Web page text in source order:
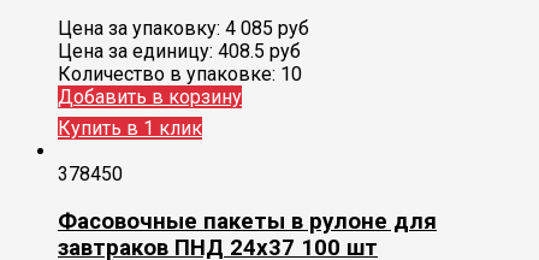
Цена за упаковку: 4 085 руб
Цена за единицу: 408.5 руб
Количество в упаковке: 10
Добавить в корзину
Купить в 1 клик
378450
Фасовочные пакеты в рулоне для
завтраков ПНД 24х37 100 шт